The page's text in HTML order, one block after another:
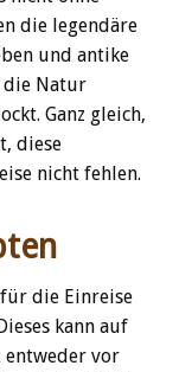
die legendäre
und antike
die Natur
Ganz gleich,
diese
nicht fehlen.
die Einreise
kann auf
entweder vor